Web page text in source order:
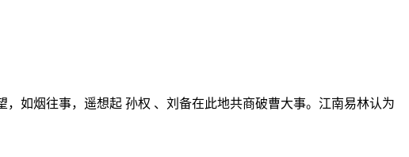
如烟往事，遥想起 孙权 、刘备在此地共商破曹大事。江南易林认为